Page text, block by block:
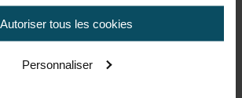
Autoriser tous les cookies
Personnaliser